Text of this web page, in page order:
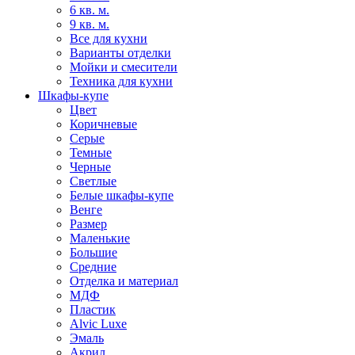
6 кв. м.
9 кв. м.
Все для кухни
Варианты отделки
Мойки и смесители
Техника для кухни
Шкафы-купе
Цвет
Коричневые
Серые
Темные
Черные
Светлые
Белые шкафы-купе
Венге
Размер
Маленькие
Большие
Средние
Отделка и материал
МДФ
Пластик
Alvic Luxe
Эмаль
Акрил